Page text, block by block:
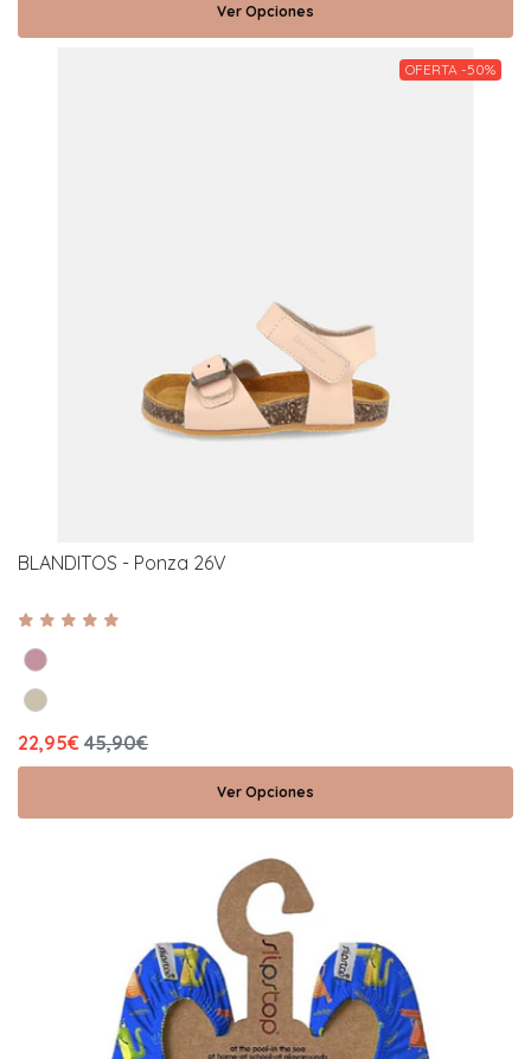
Ver Opciones
OFERTA -50%
BLANDITOS - Ponza 26V
22,95€ 45,90€
Ver Opciones